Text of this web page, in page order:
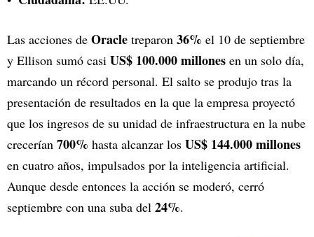
Las acciones de Oracle treparon 36% el 10 de septiembre
y Ellison sumó casi US$ 100.000 millones en un solo día,
marcando un récord personal. El salto se produjo tras la
presentación de resultados en la que la empresa proyectó
que los ingresos de su unidad de infraestructura en la nube
crecerían 700% hasta alcanzar los US$ 144.000 millones
en cuatro años, impulsados por la inteligencia artificial.
Aunque desde entonces la acción se moderó, cerró
septiembre con una suba del 24%.